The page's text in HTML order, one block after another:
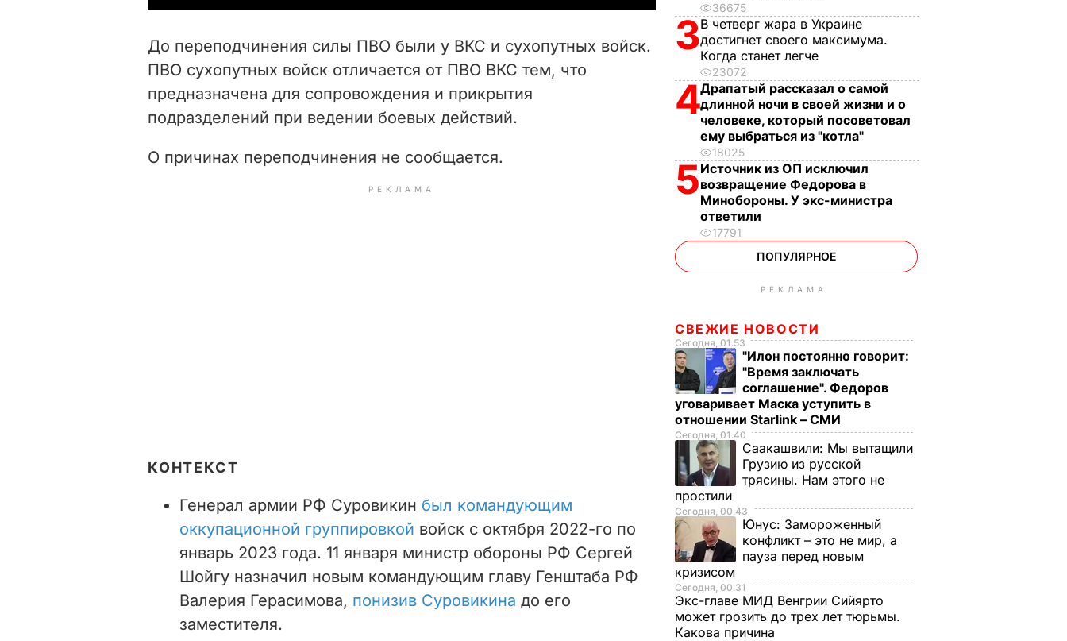
i
d
o
До переподчинения силы ПВО были у ВКС и сухопутных войск.
ПВО сухопутных войск отличается от ПВО ВКС тем, что
предназначена для сопровождения и прикрытия
подразделений при ведении боевых действий.
О причинах переподчинения не сообщается.
РЕКЛАМА
КОНТЕКСТ
Генерал армии РФ Суровикин был командующим
оккупационной группировкой войск с октября 2022-го по
январь 2023 года. 11 января министр обороны РФ Сергей
Шойгу назначил новым командующим главу Генштаба РФ
Валерия Герасимова, понизив Суровикина до его
заместителя.
36675
3В четверг жара в Украине
достигнет своего максимума.
Когда станет легче
23072
4Драпатый рассказал о самой
длинной ночи в своей жизни и о
человеке, который посоветовал
ему выбраться из "котла"
18025
5Источник из ОП исключил
возвращение Федорова в
Минобороны. У экс-министра
ответили
17791
ПОПУЛЯРНОЕ
РЕКЛАМА
СВЕЖИЕ НОВОСТИ
Сегодня, 01.53
"Илон постоянно говорит:
"Время заключать
соглашение". Федоров
уговаривает Маска уступить в
отношении Starlink – СМИ
Сегодня, 01.40
Саакашвили: Мы вытащили
Грузию из русской
трясины. Нам этого не
простили
Сегодня, 00.43
Юнус: Замороженный
конфликт – это не мир, а
пауза перед новым
кризисом
Сегодня, 00.31
Экс-главе МИД Венгрии Сийярто
может грозить до трех лет тюрьмы.
Какова причина